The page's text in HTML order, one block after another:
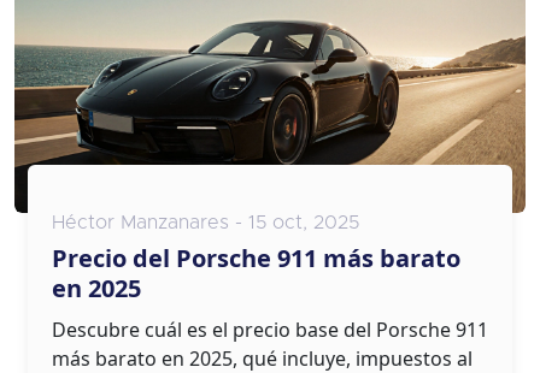
Héctor Manzanares - 15 oct, 2025
Precio del Porsche 911 más barato
en 2025
Descubre cuál es el precio base del Porsche 911
más barato en 2025, qué incluye, impuestos al